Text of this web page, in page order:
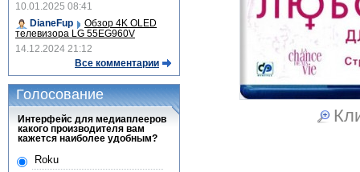
10.01.2025 08:41
DianeFup
Обзор 4K OLED
телевизора LG 55EG960V
14.12.2024 21:12
Все комментарии
Голосование
Интерфейс для медиаплееров
какого производителя вам
кажется наиболее удобным?
Roku